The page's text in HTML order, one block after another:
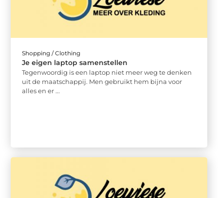
Shopping / Clothing
Je eigen laptop samenstellen
Tegenwoordig is een laptop niet meer weg te denken
uit de maatschappij. Men gebruikt hem bijna voor
alles en er ...